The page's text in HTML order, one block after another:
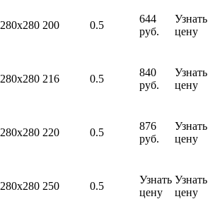
280х280 200 0.5
644
руб.
Узнать
цену
280х280 216 0.5
840
руб.
Узнать
цену
280х280 220 0.5
876
руб.
Узнать
цену
280х280 250 0.5
Узнать
цену
Узнать
цену